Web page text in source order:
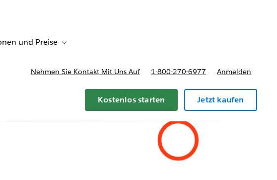
Informationen
und Preise Toggle sub-navigation for Bereitstellungsoptionen und Preise
Nehmen Sie Kontakt Mit Uns Auf 1-800-270-6977 Anmelden
Kostenlos starten Jetzt kaufen